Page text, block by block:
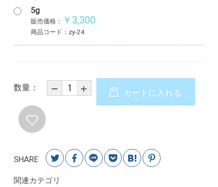
5g
販売価格： ￥3,300
商品コード：zy-24
数量：
カートに入れる
SHARE
関連カテゴリ